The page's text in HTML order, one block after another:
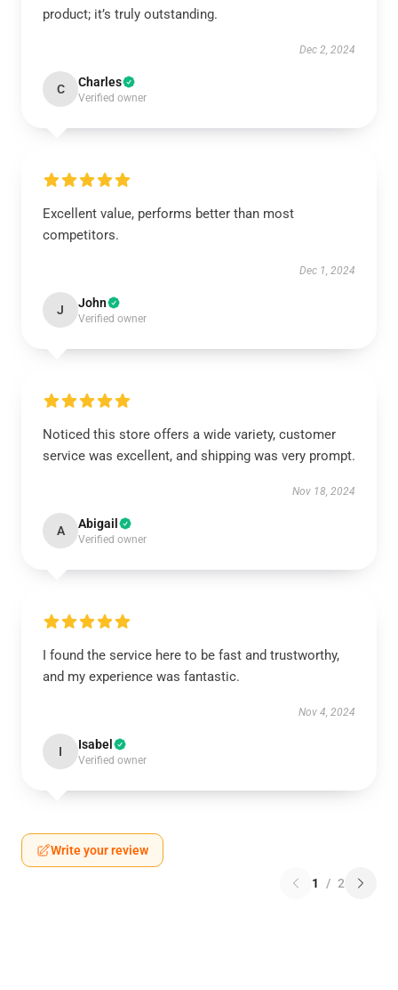
product; it’s truly outstanding.
Dec 2, 2024
C Charles
Verified owner
Excellent value, performs better than most
competitors.
Dec 1, 2024
J John
Verified owner
Noticed this store offers a wide variety, customer
service was excellent, and shipping was very prompt.
Nov 18, 2024
A Abigail
Verified owner
I found the service here to be fast and trustworthy,
and my experience was fantastic.
Nov 4, 2024
I Isabel
Verified owner
Write your review
1 / 2